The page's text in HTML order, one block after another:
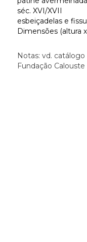
séc. XVI/XVII
esbeiçadelas e
Dimensões (altura
Notas: vd.
Fundação Calouste